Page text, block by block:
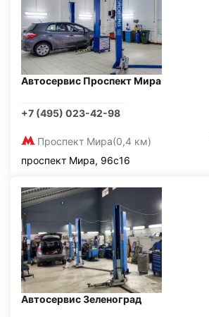
Автосервис Проспект Мира
+7 (495) 023-42-98
Проспект Мира(0,4 км)
проспект Мира, 96с16
Автосервис Зеленоград